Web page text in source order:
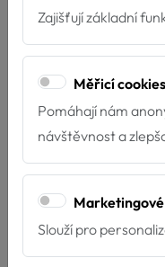
Krásetín 73
Délka akce:
Druh akce:
Počet účastníků:
Cílová skupina:
prostředí (6-11 let)
Zajišťují základní
Měřicí cookies
Pomáhají nám
návštěvnost a
Slouží pro